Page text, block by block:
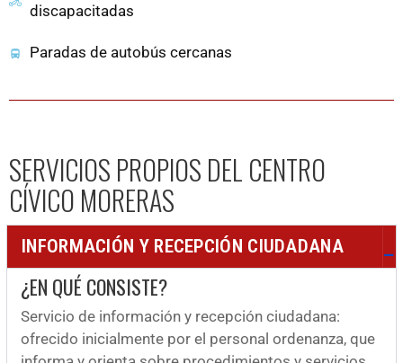
discapacitadas
Paradas de autobús cercanas
SERVICIOS PROPIOS DEL CENTRO
CÍVICO MORERAS
INFORMACIÓN Y RECEPCIÓN CIUDADANA
¿EN QUÉ CONSISTE?
Servicio de información y recepción ciudadana:
ofrecido inicialmente por el personal ordenanza, que